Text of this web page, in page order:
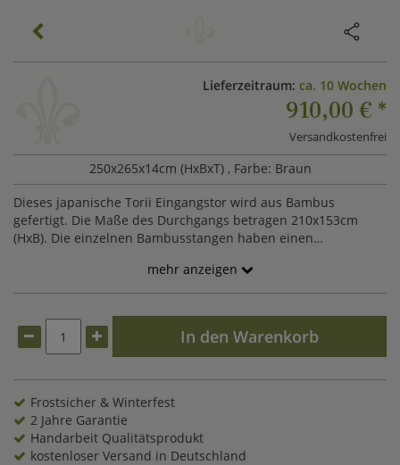
Lieferzeitraum: ca. 10 Wochen
910,00 € *
Versandkostenfrei
250x265x14cm (HxBxT) , Farbe: Braun
Dieses japanische Torii Eingangstor wird aus Bambus
gefertigt. Die Maße des Durchgangs betragen 210x153cm
(HxB). Die einzelnen Bambusstangen haben einen
Bambuselemente für dieses Torii werden als Bausatz geliefert
und besitzen einen Abschluss, der in ein Fundament
und schnell nachwachsender Rohstoff.
mehr anzeigen
In den Warenkorb
Frostsicher & Winterfest
2 Jahre Garantie
Handarbeit Qualitätsprodukt
kostenloser Versand in Deutschland